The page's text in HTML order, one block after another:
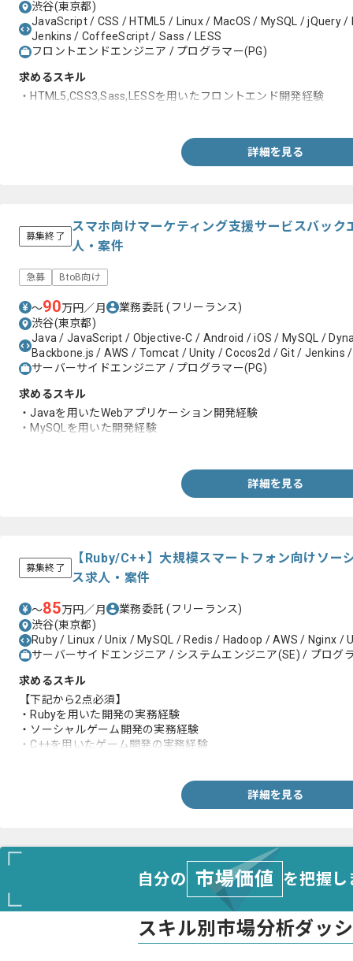
渋谷(東京都)
JavaScript / CSS / HTML5 / Linux / MacOS / MySQL / jQuery
Jenkins / CoffeeScript / Sass / LESS
フロントエンドエンジニア / プログラマー(PG)
求めるスキル
・HTML5,CSS3,Sass,LESSを用いたフロントエンド開発経験
詳細を見る
募集終了
スマホ向けマーケティング支援サービスバック
人・案件
急募 BtoB向け
〜90万円／月 業務委託(フリーランス)
渋谷(東京都)
Java / JavaScript / Objective-C / Android / iOS / MySQL /
Backbone.js / AWS / Tomcat / Unity / Cocos2d / Git / Jenkins
サーバーサイドエンジニア / プログラマー(PG)
求めるスキル
・Javaを用いたWebアプリケーション開発経験
・MySQLを用いた開発経験
詳細を見る
募集終了
【Ruby/C++】大規模スマートフォン向けソー
ス求人・案件
〜85万円／月 業務委託(フリーランス)
渋谷(東京都)
Ruby / Linux / Unix / MySQL / Redis / Hadoop / AWS / Nginx /
サーバーサイドエンジニア / システムエンジニア(SE) / プログ
求めるスキル
【下記から2点必須】
・Rubyを用いた開発の実務経験
・ソーシャルゲーム開発の実務経験
・C++を用いたゲーム開発の実務経験
詳細を見る
自分の 市場価値 を把握
スキル別市場分析ダッ